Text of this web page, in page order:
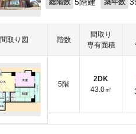
間取り図 階数
間取り
専有面積
5階
2DK
43.0㎡